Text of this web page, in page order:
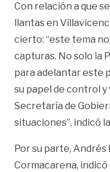
Con relación a que
llantas en
cierto: “este tema
capturas. No solo la
para adelantar este
su papel de control y
Secretaría de
situaciones”, indicó
Por su parte,
Cormacarena, indicó